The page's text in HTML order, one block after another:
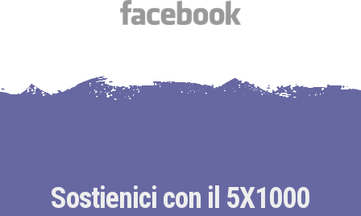
Sostienici con il 5X1000